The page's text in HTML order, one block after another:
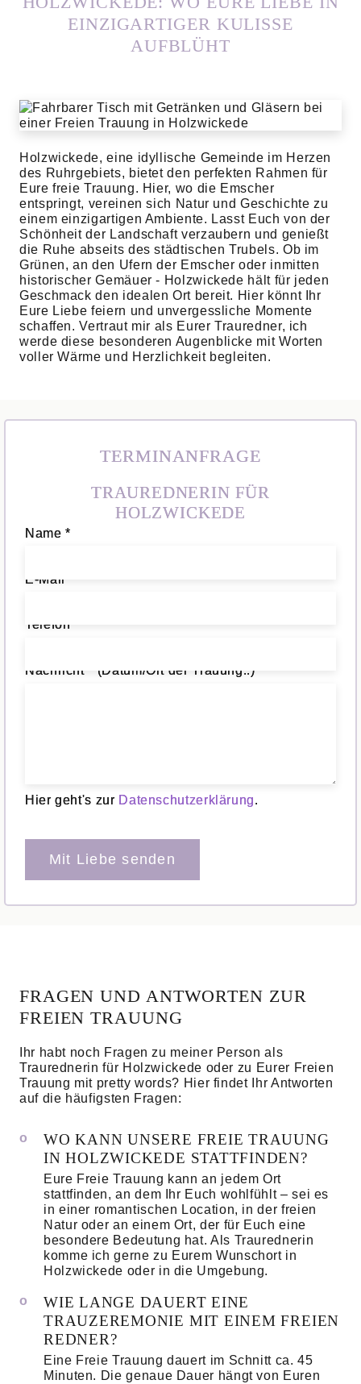
EINZIGARTIGER KULISSE
AUFBLÜHT
Holzwickede, eine idyllische Gemeinde im Herzen
des Ruhrgebiets, bietet den perfekten Rahmen für
Eure freie Trauung. Hier, wo die Emscher
entspringt, vereinen sich Natur und Geschichte zu
einem einzigartigen Ambiente. Lasst Euch von der
Schönheit der Landschaft verzaubern und genießt
die Ruhe abseits des städtischen Trubels. Ob im
Grünen, an den Ufern der Emscher oder inmitten
historischer Gemäuer - Holzwickede hält für jeden
Geschmack den idealen Ort bereit. Hier könnt Ihr
Eure Liebe feiern und unvergessliche Momente
schaffen. Vertraut mir als Eurer Trauredner, ich
werde diese besonderen Augenblicke mit Worten
voller Wärme und Herzlichkeit begleiten.
TERMINANFRAGE
TRAUREDNERIN FÜR
HOLZWICKEDE
Name *
E-Mail *
Telefon *
Nachricht * (Datum/Ort der Trauung..)
Hier geht's zur Datenschutzerklärung.
FRAGEN UND ANTWORTEN ZUR
FREIEN TRAUUNG
Ihr habt noch Fragen zu meiner Person als
Traurednerin für Holzwickede oder zu Eurer Freien
Trauung mit pretty words? Hier findet Ihr Antworten
auf die häufigsten Fragen:
WO KANN UNSERE FREIE TRAUUNG
IN HOLZWICKEDE STATTFINDEN?
Eure Freie Trauung kann an jedem Ort
stattfinden, an dem Ihr Euch wohlfühlt – sei es
in einer romantischen Location, in der freien
Natur oder an einem Ort, der für Euch eine
besondere Bedeutung hat. Als Traurednerin
komme ich gerne zu Eurem Wunschort in
Holzwickede oder in die Umgebung.
WIE LANGE DAUERT EINE
TRAUZEREMONIE MIT EINEM FREIEN
REDNER?
Eine Freie Trauung dauert im Schnitt ca. 45
Minuten. Die genaue Dauer hängt von Euren